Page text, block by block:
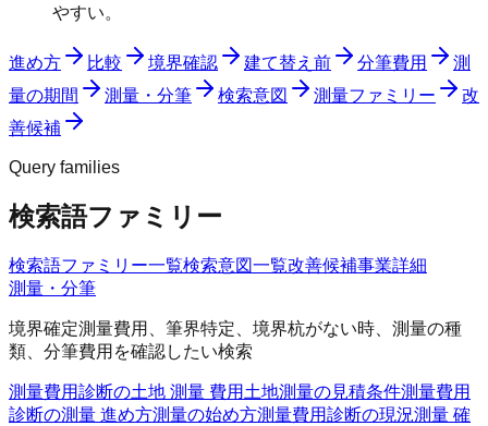
やすい。
進め方 比較 境界確認 建て替え前 分筆費用
測
量の期間
測量・分筆 検索意図 測量ファミリー
改
善候補
Query families
検索語ファミリー
検索語ファミリー一覧検索意図一覧改善候補事業詳細
測量・分筆
境界確定測量費用、筆界特定、境界杭がない時、測量の種
類、分筆費用を確認したい検索
測量費用診断の土地 測量 費用土地測量の見積条件測量費用
診断の測量 進め方測量の始め方測量費用診断の現況測量 確